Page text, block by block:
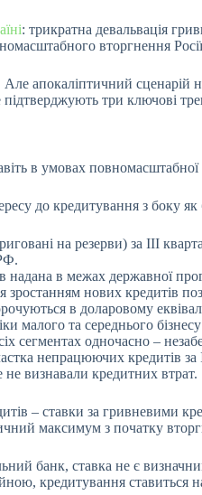
: трикратна девальвація
вторгнення
апокаліптичний сценарій
три ключові
в умовах
до кредитування з боку
на резерви) за III
надана в межах державної
зростанням нових кредитів
в доларовому
малого та середнього
сегментах одночасно –
непрацюючих кредитів
визнавали кредитних втрат.
– ставки за гривневими
максимум з початку
банк, ставка не є
кредитування ставиться